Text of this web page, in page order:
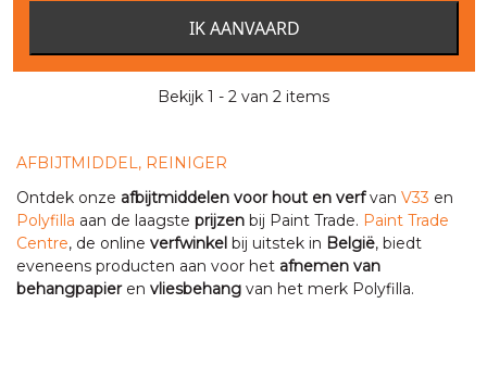
Bekijk 1 - 2 van 2 items
AFBIJTMIDDEL, REINIGER
Ontdek onze afbijtmiddelen voor hout en verfvan V33 en
Polyfilla aan de laagste prijzen bij Paint Trade. Paint Trade
Centre, de online verfwinkel bij uitstek in België, biedt
eveneens producten aan voor het afnemen van
behangpapieren vliesbehang van het merk Polyfilla.
IK AANVAARD